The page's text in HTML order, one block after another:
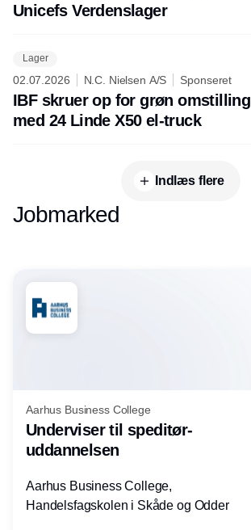
Unicefs Verdenslager
Lager
02.07.2026 N.C. Nielsen A/S Sponseret
IBF skruer op for grøn omstilling
med 24 Linde X50 el-truck
Indlæs flere
Jobmarked
Aarhus Business College
Underviser til speditør-
uddannelsen
Aarhus Business College,
Handelsfagskolen i Skåde og Odder